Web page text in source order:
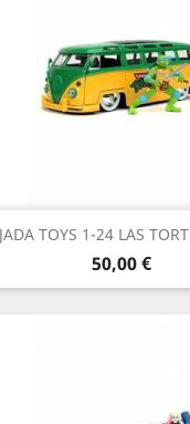
JADA TOYS 1-24 LAS
Precio
50,00 €
 Vista rápida